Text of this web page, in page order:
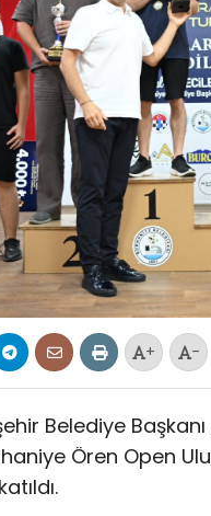
+ -
Belediye
Ören Open